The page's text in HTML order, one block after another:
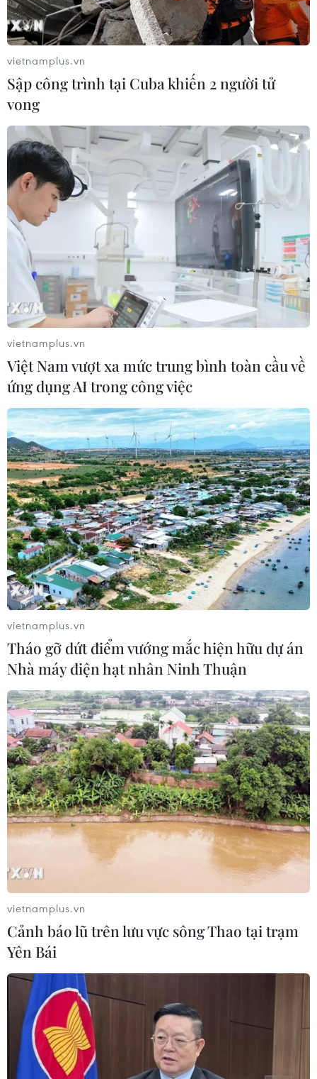
TIN CÙNG CHUYÊN MỤC
Trưng bày sách, báo, ảnh khắc họa
chân dung người chiến sỹ Công an
08/08/2026 02:52
hội tụ tại Festival Võ thuật quốc tế Hà
Nội 2026
08/08/2026 02:26
Phim Việt tham dự Liên hoan phim
vietnamplus.vn
Sập công trình tại Cuba khiến 2 người tử
vong
vietnamplus.vn
Việt Nam vượt xa mức trung bình toàn cầu về
ứng dụng AI trong công việc
vietnamplus.vn
Tháo gỡ dứt điểm vướng mắc hiện hữu dự án
Nhà máy điện hạt nhân Ninh Thuận
vietnamplus.vn
Cảnh báo lũ trên lưu vực sông Thao tại trạm
Yên Bái